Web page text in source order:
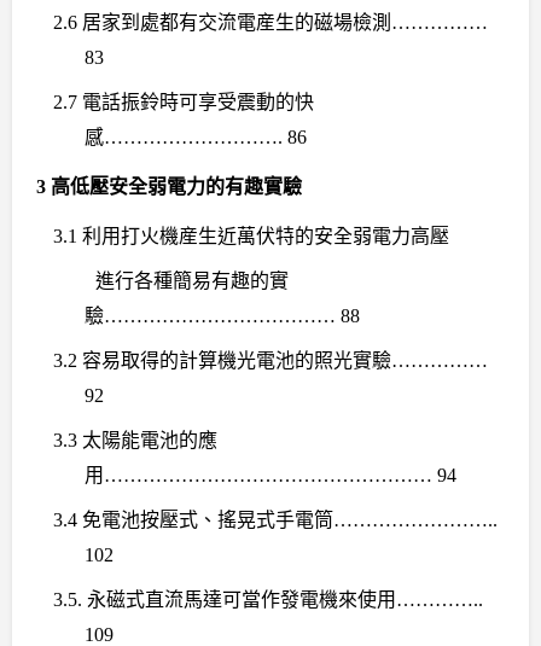
2.6 居家到處都有交流電産生的磁場檢測 ……………
83
2.7 電話振鈴時可享受震動的快
感………………………. 86
3 高低壓安全弱電力的有趣實驗
3.1 利用打火機産生近萬伏特的安全弱電力高壓
進行各種簡易有趣的實
驗……………………………… 88
3.2 容易取得的計算機光電池的照光實驗……………
92
3.3 太陽能電池的應
用 …………………………………………… 94
3.4 免電池按壓式、搖晃式手電筒……………………..
102
3.5. 永磁式直流馬達可當作發電機來使用 …………..
109